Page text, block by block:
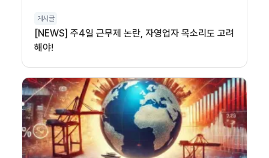
게시글
[NEWS] 주4일 근무제 논란, 자영업자 목소리도 고려
해야!